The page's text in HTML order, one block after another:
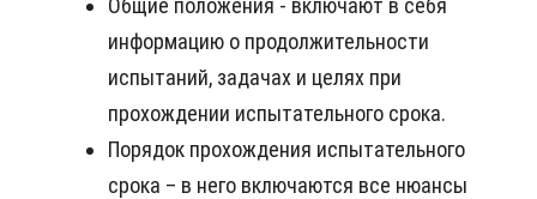
информацию о продолжительности
испытаний, задачах и целях при
прохождении испытательного срока.
Порядок прохождения испытательного
срока – в него включаются все нюансы